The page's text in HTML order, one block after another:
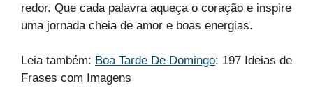
redor. Que cada palavra aqueça o coração e inspire
uma jornada cheia de amor e boas energias.
Leia também: Boa Tarde De Domingo: 197 Ideias de
Frases com Imagens